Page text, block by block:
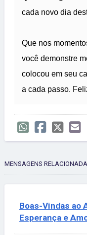
cada novo dia
Que nos
você demonstre
colocou em seu
a cada passo.
MENSAGENS
Boas-Vindas ao
Esperança e